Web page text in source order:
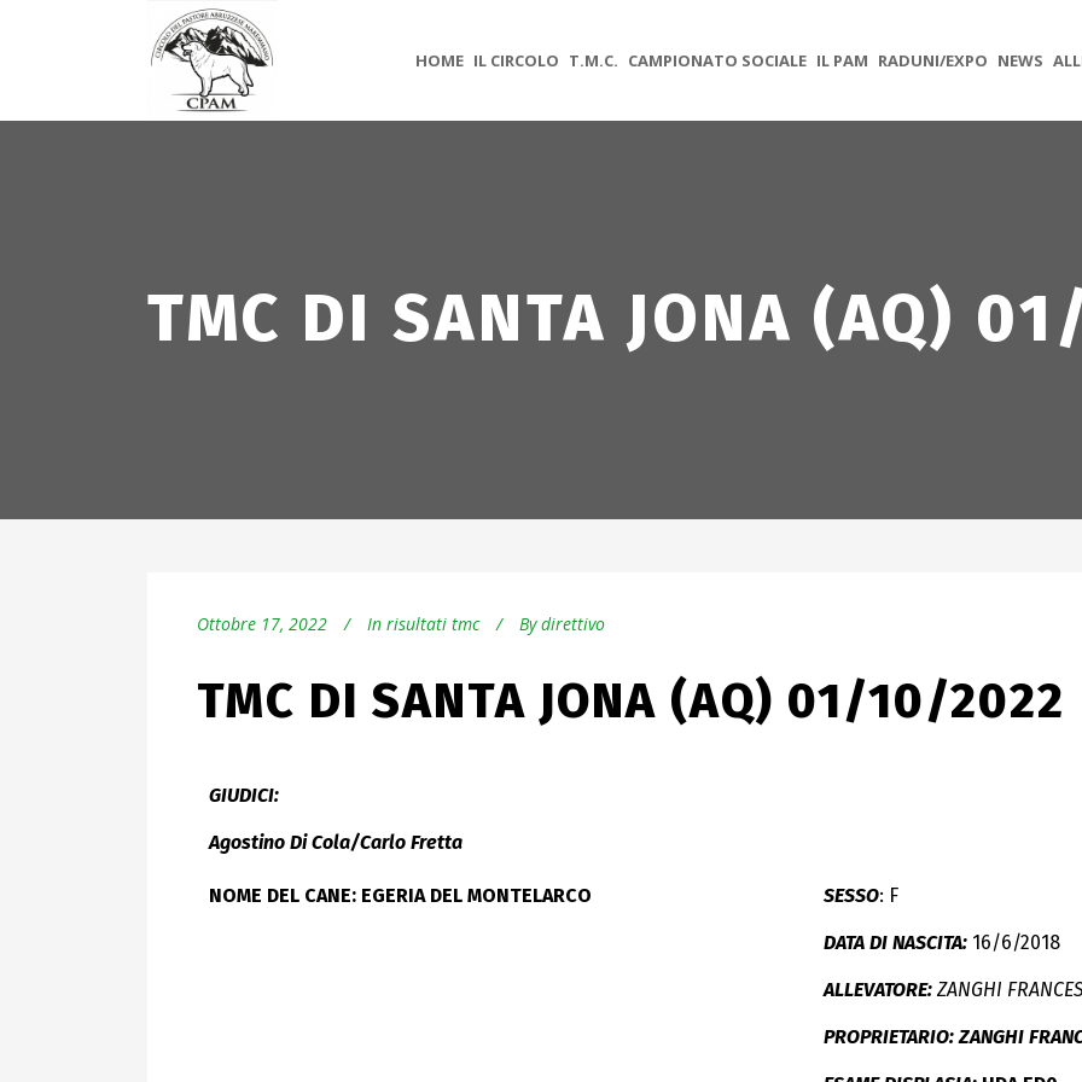
HOME IL CIRCOLO T.M.C. CAMPIONATO SOCIALE IL PAM RADUNI/EXPO NEWS
TMC DI SANTA JONA (AQ)
Ottobre 17, 2022 In risultati tmc By direttivo
TMC DI SANTA JONA (AQ) 01/10/2022
GIUDICI:
Agostino Di Cola/Carlo Fretta
NOME DEL CANE: EGERIA DEL MONTELARCO SESSO: F
DATA DI NASCITA: 16/6/2018
ALLEVATORE: ZANGHI
PROPRIETARIO: ZANGHI